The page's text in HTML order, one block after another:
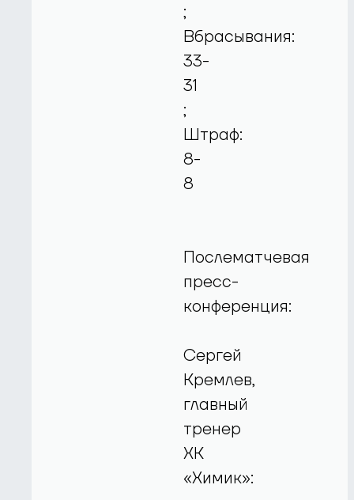
;
Вбрасывания:
33-
31
;
Штраф:
8-
8
Послематчевая
пресс-
конференция:
Сергей
Кремлев,
главный
тренер
ХК
«Химик»: